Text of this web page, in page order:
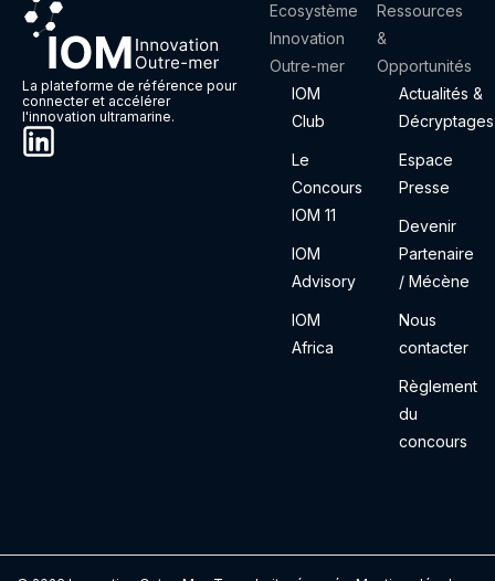
La plateforme de référence pour
connecter et accélérer
l'innovation ultramarine.
Ecosystème
Innovation
Outre-mer
IOM
Club
Le
Concours
IOM 11
IOM
Advisory
IOM
Africa
Ressources
&
Opportunités
Actualités &
Décryptages
Espace
Presse
Devenir
Partenaire
/ Mécène
Nous
contacter
Règlement
du
concours